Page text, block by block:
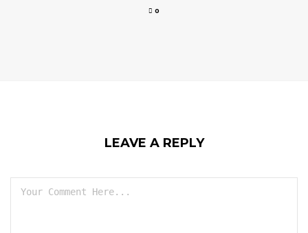
0
LEAVE A REPLY